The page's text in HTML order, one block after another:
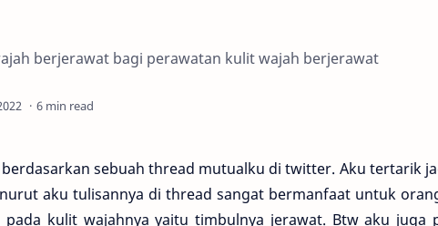
berjerawat bagi perawatan kulit wajah berjerawat
6 min read
sebuah thread mutualku di twitter. Aku tertarik
aku tulisannya di thread sangat bermanfaat untuk
kulit wajahnya yaitu timbulnya jerawat. Btw aku juga